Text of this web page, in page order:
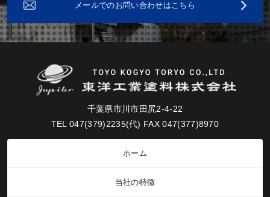
メールでのお問い合わせはこちら
千葉県市川市田尻2-4-22
TEL 047(379)2235(代) FAX 047(377)8970
ホーム
当社の特徴